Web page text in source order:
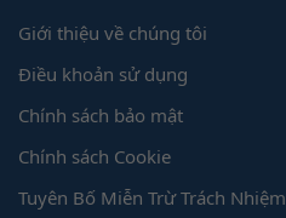
Giới thiệu về chúng tôi
Điều khoản sử dụng
Chính sách bảo mật
Chính sách Cookie
Tuyên Bố Miễn Trừ Trách Nhiệm